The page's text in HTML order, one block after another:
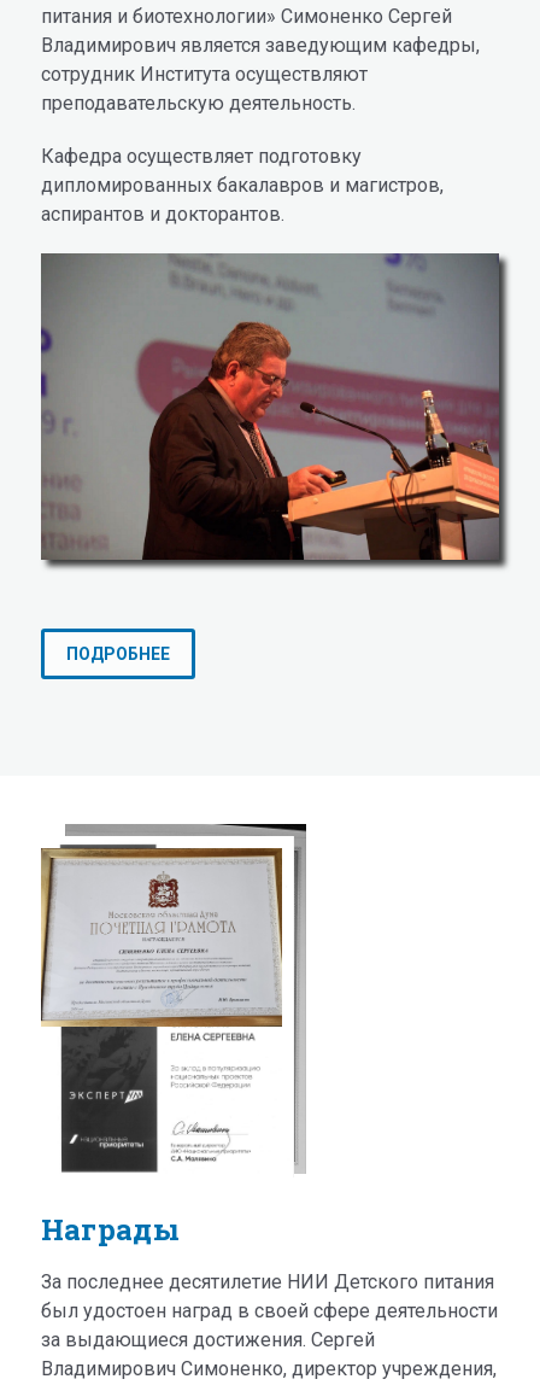
питания и биотехнологии» Симоненко Сергей
Владимирович является заведующим кафедры,
сотрудник Института осуществляют
преподавательскую деятельность.
Кафедра осуществляет подготовку
дипломированных бакалавров и магистров,
аспирантов и докторантов.
ПОДРОБНЕЕ
Награды
За последнее десятилетие НИИ Детского питания
был удостоен наград в своей сфере деятельности
за выдающиеся достижения. Сергей
Владимирович Симоненко, директор учреждения,